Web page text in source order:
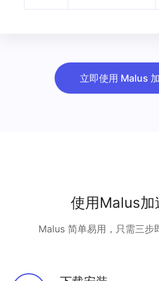
立即使用 Malus
使用Malus加
Malus 简单易用，只需三步